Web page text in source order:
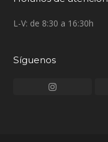
L-V: de 8:30 a 16:30h
Síguenos
Instagram